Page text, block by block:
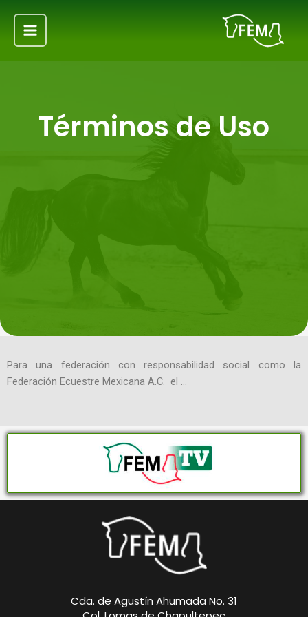
contenido
Main
Menu
Términos de Uso
Para una federación con responsabilidad social como la
Federación Ecuestre Mexicana A.C. el …
Cda. de Agustín Ahumada No. 31